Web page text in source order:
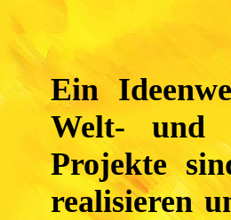
Ein
Welt- und
Projekte
realisieren